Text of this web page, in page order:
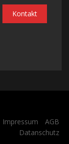
Kontakt
Impressum
AGB
Datanschutz